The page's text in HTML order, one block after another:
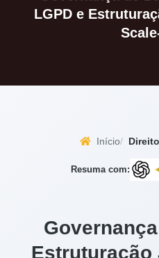
LGPD e
Início
Resuma com: